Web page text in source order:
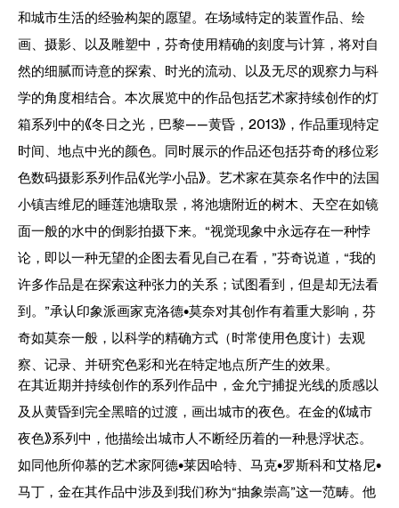
和城市生活的经验构架的愿望。在场域特定的装置作品、绘
画、摄影、以及雕塑中，芬奇使用精确的刻度与计算，将对自
然的细腻而诗意的探索、时光的流动、以及无尽的观察力与科
学的角度相结合。本次展览中的作品包括艺术家持续创作的灯
箱系列中的《冬日之光，巴黎——黄昏，2013》，作品重现特定
时间、地点中光的颜色。同时展示的作品还包括芬奇的移位彩
色数码摄影系列作品《光学小品》。艺术家在莫奈名作中的法国
小镇吉维尼的睡莲池塘取景，将池塘附近的树木、天空在如镜
面一般的水中的倒影拍摄下来。“视觉现象中永远存在一种悖
论，即以一种无望的企图去看见自己在看，”芬奇说道，“我的
许多作品是在探索这种张力的关系；试图看到，但是却无法看
到。”承认印象派画家克洛德•莫奈对其创作有着重大影响，芬
奇如莫奈一般，以科学的精确方式（时常使用色度计）去观
察、记录、并研究色彩和光在特定地点所产生的效果。
在其近期并持续创作的系列作品中，金允宁捕捉光线的质感以
及从黄昏到完全黑暗的过渡，画出城市的夜色。在金的《城市
夜色》系列中，他描绘出城市人不断经历着的一种悬浮状态。
如同他所仰慕的艺术家阿德•莱因哈特、马克•罗斯科和艾格尼•
马丁，金在其作品中涉及到我们称为“抽象崇高”这一范畴。他